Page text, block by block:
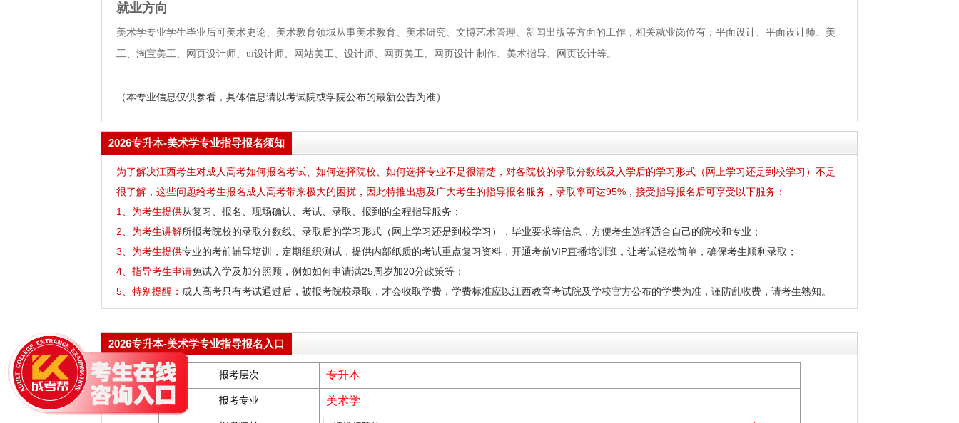
就业方向
美术学专业学生毕业后可美术史论、美术教育领域从事美术教育、美术研究、文博艺术管理、新闻出版等方面的工作，相关就业岗位有：平面设计、平面设计师、美
工、淘宝美工、网页设计师、ui设计师、网站美工、设计师、网页美工、网页设计 制作、美术指导、网页设计等。
（本专业信息仅供参看，具体信息请以考试院或学院公布的最新公告为准）
2026专升本-美术学专业指导报名须知
为了解决江西考生对成人高考如何报名考试、如何选择院校、如何选择专业不是很清楚，对各院校的录取分数线及入学后的学习形式（网上学习还是到校学习）不是
很了解，这些问题给考生报名成人高考带来极大的困扰，因此特推出惠及广大考生的指导报名服务，录取率可达95%，接受指导报名后可享受以下服务：
1、为考生提供从复习、报名、现场确认、考试、录取、报到的全程指导服务；
2、为考生讲解所报考院校的录取分数线、录取后的学习形式（网上学习还是到校学习），毕业要求等信息，方便考生选择适合自己的院校和专业；
3、为考生提供专业的考前辅导培训，定期组织测试，提供内部纸质的考试重点复习资料，开通考前VIP直播培训班，让考试轻松简单，确保考生顺利录取；
4、指导考生申请免试入学及加分照顾，例如如何申请满25周岁加20分政策等；
5、特别提醒： 成人高考只有考试通过后，被报考院校录取，才会收取学费，学费标准应以江西教育考试院及学校官方公布的学费为准，谨防乱收费，请考生熟知。
2026专升本-美术学专业指导报名入口